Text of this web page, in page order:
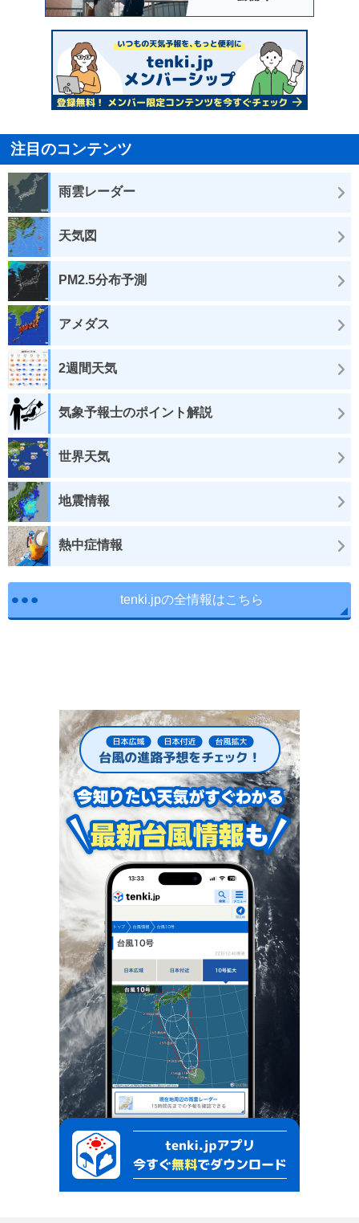
注目のコンテンツ
雨雲レーダー
天気図
PM2.5分布予測
アメダス
2週間天気
気象予報士のポイント解説
世界天気
地震情報
熱中症情報
tenki.jpの全情報はこちら